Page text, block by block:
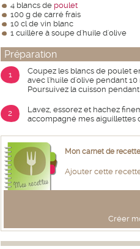
4 blancs de poulet
100 g de carré frais
10 cl de vin blanc
1 cuillère à soupe d'huile d'olive
Préparation
1
Coupez les blancs de poulet
avec l'huile d'olive pendant
Poursuivez la cuisson
2
Lavez, essorez et hachez
accompagné mes aiguillettes
Mon carnet de
Ajouter cette
Créer